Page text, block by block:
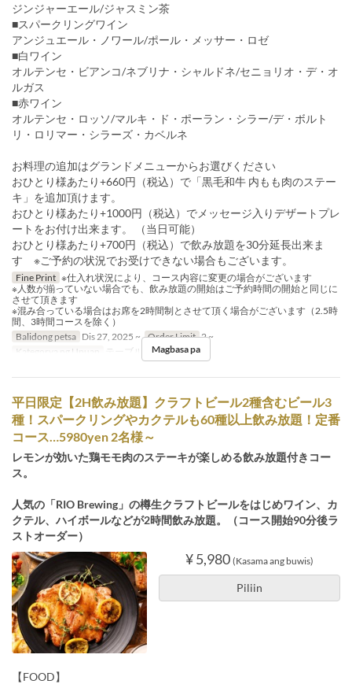
ジンジャーエール/ジャスミン茶
■スパークリングワイン
アンジュエール・ノワール/ポール・メッサー・ロゼ
■白ワイン
オルテンセ・ビアンコ/ネブリナ・シャルドネ/セニョリオ・デ・オ
ルガス
■赤ワイン
オルテンセ・ロッソ/マルキ・ド・ポーラン・シラー/デ・ボルト
リ・ロリマー・シラーズ・カベルネ
お料理の追加はグランドメニューからお選びください
おひとり様あたり+660円（税込）で「黒毛和牛 内もも肉のステー
キ」を追加頂けます。
おひとり様あたり+1000円（税込）でメッセージ入りデザートプレ
ートをお付け出来ます。 （当日可能）
おひとり様あたり+700円（税込）で飲み放題を30分延長出来ま
す ※ご予約の状況でお受けできない場合もございます。
Fine Print ※仕入れ状況により、コース内容に変更の場合がございます
※人数が揃っていない場合でも、飲み放題の開始はご予約時間の開始と同じに
させて頂きます
※混み合っている場合はお席を2時間制とさせて頂く場合がございます（2.5時
間、3時間コースを除く）
Balidong petsa Dis 27, 2025 ~ Order Limit 2 ~
Kategorya ng Upuan
テーブル, カウンター
Magbasa pa
平日限定【2H飲み放題】クラフトビール2種含むビール3
種！スパークリングやカクテルも60種以上飲み放題！定番
コース…5980yen 2名様～
レモンが効いた鶏モモ肉のステーキが楽しめる飲み放題付きコー
ス。
人気の「RIO Brewing」の樽生クラフトビールをはじめワイン、カ
クテル、ハイボールなどが2時間飲み放題。（コース開始90分後ラ
ストオーダー）
¥ 5,980 (Kasama ang buwis)
Piliin
【FOOD】